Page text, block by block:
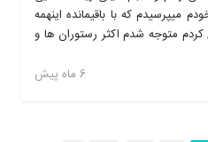
که با باقیمانده اینهمه
متوجه شدم اکثر رستوران ها و
ما هدر میره.
6 ماه پیش